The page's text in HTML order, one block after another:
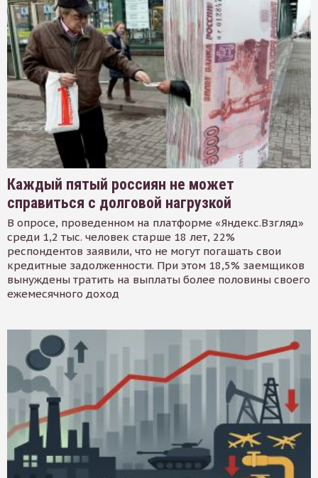
Каждый пятый россиян не может
справиться с долговой нагрузкой
В опросе, проведенном на платформе «Яндекс.Взгляд»
среди 1,2 тыс. человек старше 18 лет, 22%
респондентов заявили, что не могут погашать свои
кредитные задолженности. При этом 18,5% заемщиков
вынуждены тратить на выплаты более половины своего
ежемесячного доход